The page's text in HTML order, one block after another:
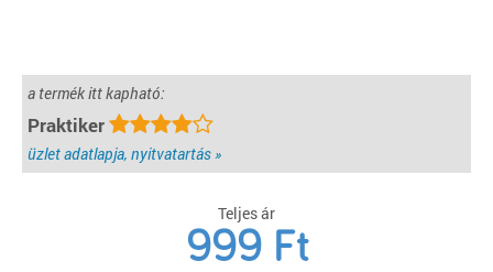
a termék itt kapható:
Praktiker
üzlet adatlapja, nyitvatartás »
Teljes ár
999 Ft